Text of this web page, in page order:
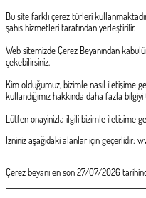
Bu site farklı çerez türleri
şahıs hizmetleri tarafından yerleştirilir.
Web sitemizde Çerez Beyanından
çekebilirsiniz.
Kim olduğumuz, bizimle nasıl iletişime
kullandığımız hakkında daha fazla
Lütfen onayinizla ilgili bizimle iletisime
İzniniz aşağıdaki alanlar için geçerlidir:
Çerez beyanı en son 27/07/2026